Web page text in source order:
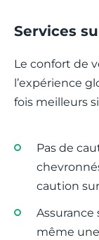
Services
Le confort de
l’expérience
fois meilleurs
Pas de
caution
même